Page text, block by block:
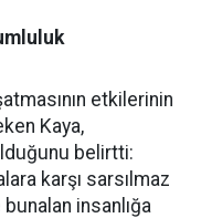
etkilerinin
Kaya,
belirtti:
karşı sarsılmaz
insanlığa